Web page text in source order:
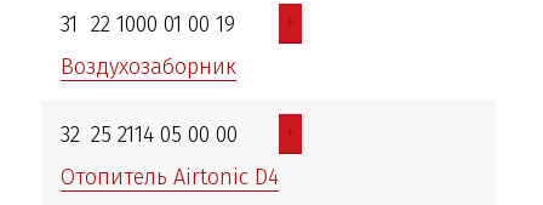
31 22 1000 01 00 19
+
Воздухозаборник
32 25 2114 05 00 00
+
Отопитель Airtonic D4